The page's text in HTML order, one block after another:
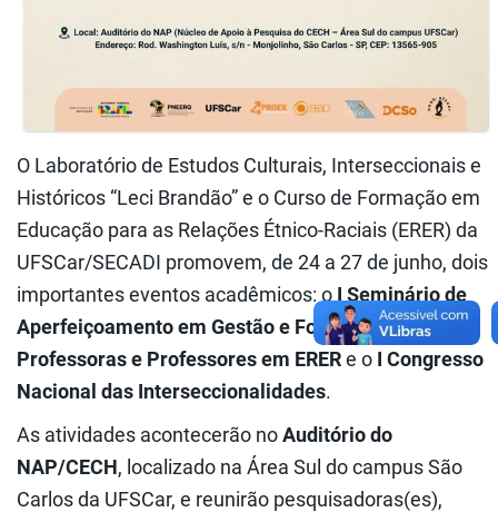
O Laboratório de Estudos Culturais, Interseccionais e
Históricos “Leci Brandão” e o Curso de Formação em
Educação para as Relações Étnico-Raciais (ERER) da
UFSCar/SECADI promovem, de 24 a 27 de junho, dois
importantes eventos acadêmicos: o I Seminário de
Aperfeiçoamento em Gestão e Formação de
Professoras e Professores em ERERe o I Congresso
Nacional das Interseccionalidades.
As atividades acontecerão noAuditório do
NAP/CECH, localizado na Área Sul do campus São
Carlos da UFSCar, e reunirão pesquisadoras(es),